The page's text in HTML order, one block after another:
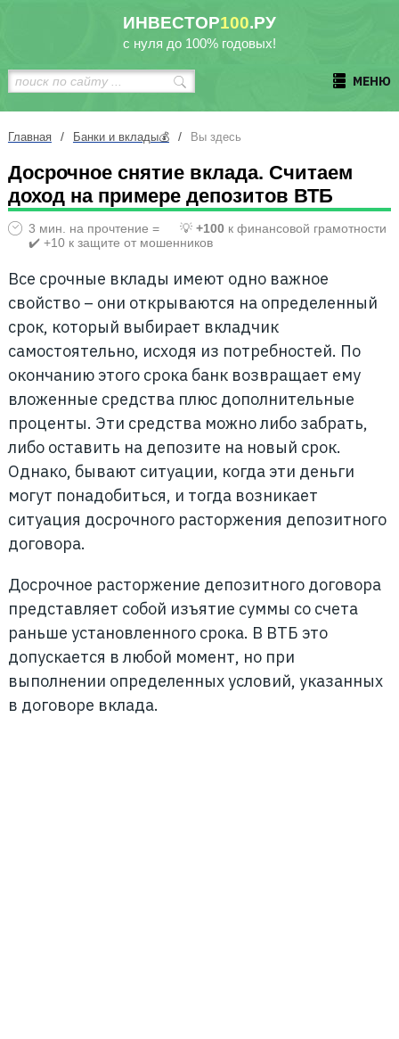
ИНВЕСТОР100.РУ
с нуля до 100% годовых!
МЕНЮ
Главная / Банки и вклады💰 / Вы здесь
Досрочное снятие вклада. Считаем
доход на примере депозитов ВТБ
3 мин. на прочтение = 💡 +100к финансовой грамотности
✔️ +10 к защите от мошенников
Все срочные вклады имеют одно важное
свойство – они открываются на определенный
срок, который выбирает вкладчик
самостоятельно, исходя из потребностей. По
окончанию этого срока банк возвращает ему
вложенные средства плюс дополнительные
проценты. Эти средства можно либо забрать,
либо оставить на депозите на новый срок.
Однако, бывают ситуации, когда эти деньги
могут понадобиться, и тогда возникает
ситуация досрочного расторжения депозитного
договора.
Досрочное расторжение депозитного договора
представляет собой изъятие суммы со счета
раньше установленного срока. В ВТБ это
допускается в любой момент, но при
выполнении определенных условий, указанных
в договоре вклада.